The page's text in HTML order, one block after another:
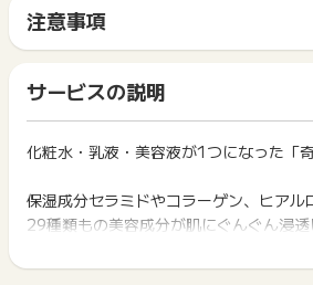
【ポイント獲得条件】
新規定期購入
【ポイント獲得対象外条件】
返品・キャンセル・虚偽・イタズラ・リ
※ポイントに関するお問い合わせは、
ポ
までお問い合わせください。ポイントに
ざいます。
サイトに移動してからお申し込みやお買
間に、同じブラウザ（※）で他のサイト
ト獲得ができません。
「 ショッピングでポイントGET 」ボタ
ス・お買い物利用時で、デバイス・ブラ
イント獲得ができません。
2回以上同じお買い物・サービスをご利
タンを押してからご利用ください。
下記の事項に該当する場合、広告主側で
注意事項
一部のサービスにつきましては、1商品
は切り捨てとなります。
ポイント獲得が1ポイント未満のものは
ント履歴には記載されません。
につきましては、ポイントタウンのポイ
まれません。
広告主が運営しているサービスの都合も
商品の交換や一部でもキャンセルされ
になる可能性もございます。
サービスの説明
化粧水・乳液・美容液が1つになった「
保湿成分セラミドやコラーゲン、ヒアル
29種類もの美容成分が肌にぐんぐん浸透
内側からもっちりとしたうるおいとハ